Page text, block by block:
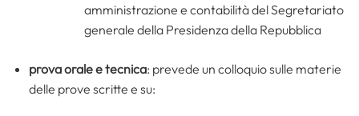
amministrazione e contabilità del Segretariato
generale della Presidenza della Repubblica
prova orale e tecnica: prevede un colloquio sulle materie
delle prove scritte e su: